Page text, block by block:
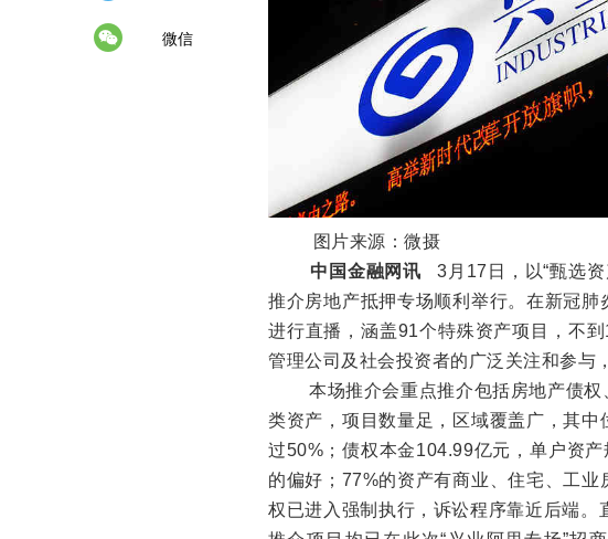
微信
图片来源：微摄
中国金融网讯
3月17日，以“甄选
推介房地产抵押专场顺利举行。在新冠
进行直播，涵盖91个特殊资产项目，不
管理公司及社会投资者的广泛关注和参与
本场推介会重点推介包括房地产债
类资产，项目数量足，区域覆盖广，其
过50%；债权本金104.99亿元，单户资
的偏好；77%的资产有商业、住宅、工
权已进入强制执行，诉讼程序靠近后端